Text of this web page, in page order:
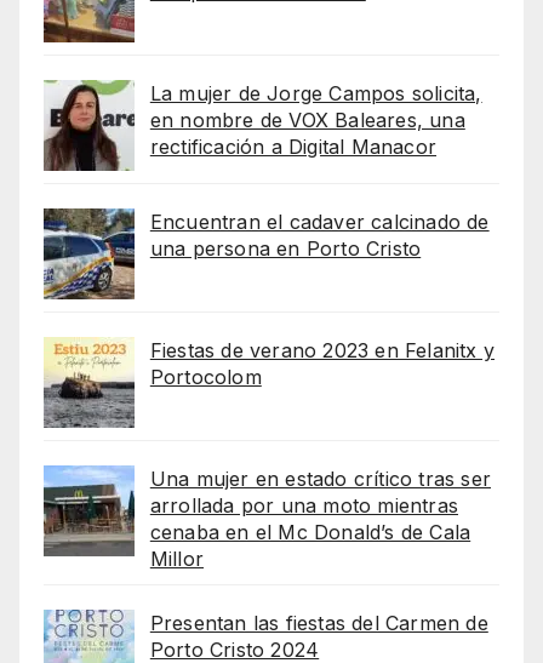
La mujer de Jorge Campos solicita,
en nombre de VOX Baleares, una
rectificación a Digital Manacor
Encuentran el cadaver calcinado de
una persona en Porto Cristo
Fiestas de verano 2023 en Felanitx y
Portocolom
Una mujer en estado crítico tras ser
arrollada por una moto mientras
cenaba en el Mc Donald’s de Cala
Millor
Presentan las fiestas del Carmen de
Porto Cristo 2024